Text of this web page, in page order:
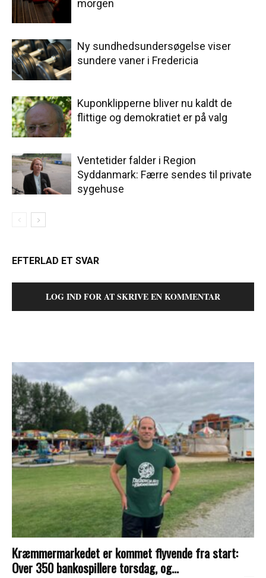
morgen
Ny sundhedsundersøgelse viser
sundere vaner i Fredericia
Kuponklipperne bliver nu kaldt de
flittige og demokratiet er på valg
Ventetider falder i Region
Syddanmark: Færre sendes til private
sygehuse
EFTERLAD ET SVAR
LOG IND FOR AT SKRIVE EN KOMMENTAR
Kræmmermarkedet er kommet flyvende fra start:
Over 350 bankospillere torsdag, og...